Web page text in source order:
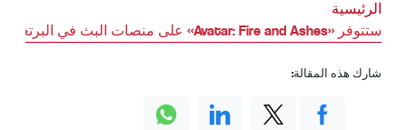
الرئيسية
ستتوفر «Avatar: Fire and Ashes» على منصات البث في البرتغال
شارك هذه المقالة: